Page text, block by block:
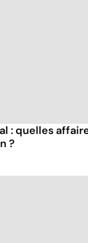
: quelles
?